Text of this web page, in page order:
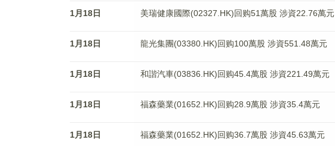
1月18日 美瑞健康國際(02327.HK)回购51萬股 涉資22.76萬元
1月18日 龍光集團(03380.HK)回购100萬股 涉資551.48萬元
1月18日 和諧汽車(03836.HK)回购45.4萬股 涉資221.49萬元
1月18日 福森藥業(01652.HK)回购28.9萬股 涉資35.4萬元
1月18日 福森藥業(01652.HK)回购36.7萬股 涉資45.63萬元